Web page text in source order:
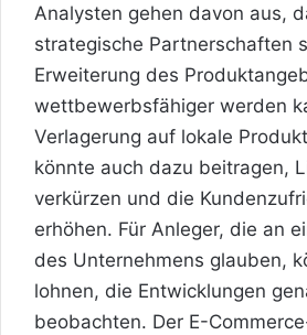
Analysten gehen davon aus,
strategische Partnerschaften
Erweiterung des
wettbewerbsfähiger werden
Verlagerung auf lokale
könnte auch dazu beitragen,
verkürzen und die
erhöhen. Für Anleger, die an
des Unternehmens glauben,
lohnen, die Entwicklungen
beobachten. Der E-